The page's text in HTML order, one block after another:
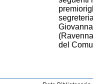
del